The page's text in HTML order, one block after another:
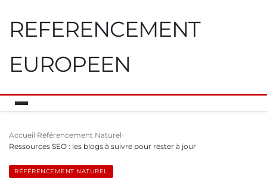
REFERENCEMENT
EUROPEEN
Accueil Référencement Naturel
Ressources SEO : les blogs à suivre pour rester à jour
RÉFÉRENCEMENT NATUREL